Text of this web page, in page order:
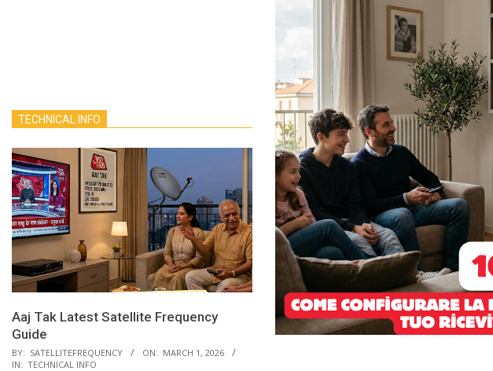
TECHNICAL INFO
Aaj Tak Latest Satellite Frequency
Guide
BY: SATELLITEFREQUENCY ON: MARCH 1, 2026
IN: TECHNICAL INFO